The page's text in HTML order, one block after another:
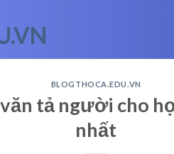
BLOGTHOCA.EDU.VN
tả người cho
nhất